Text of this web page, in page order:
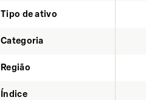
Tipo de ativo
Categoria
Região
Índice